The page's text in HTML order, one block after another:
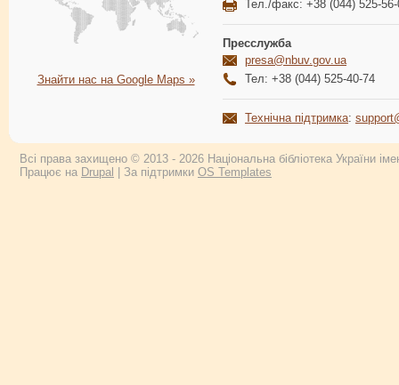
Знайти нас на Google Maps »
Тел./факс: +38 (044) 525-56-
Пресслужба
presa@nbuv.gov.ua
Тел: +38 (044) 525-40-74
Технічна підтримка:
Всі права захищено © 2013 - 2026 Національна бібліотека України
Працює на Drupal | За підтримки OS Templates